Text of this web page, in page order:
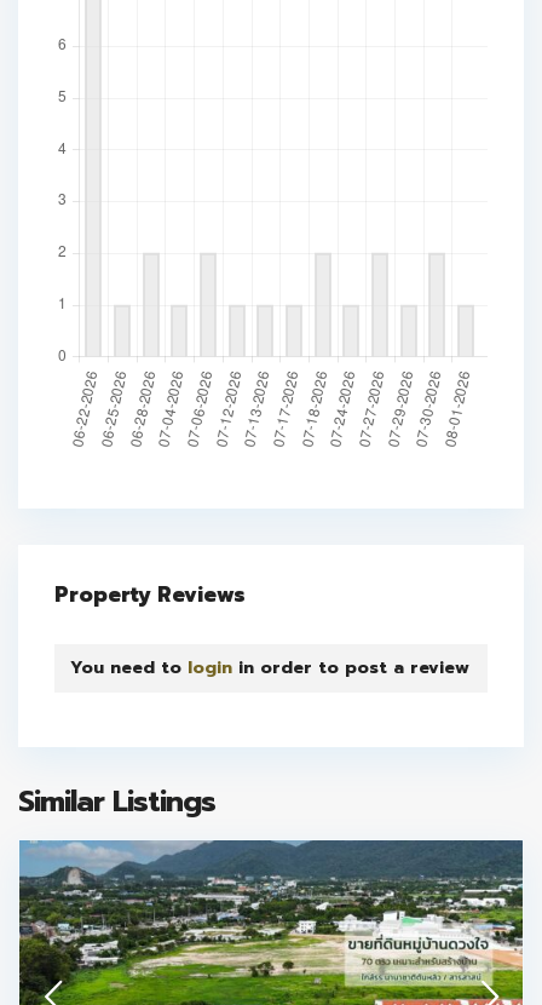
Property Reviews
You need to login in order to post a review
Similar Listings